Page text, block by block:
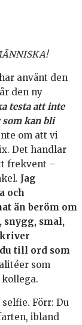
använt den
den ny
testa att inte
som kan bli
om att vi
Det handlar
frekvent –
Jag
och
än beröm om
snygg, smal,
till ord som
som
Förr: Du
ibland